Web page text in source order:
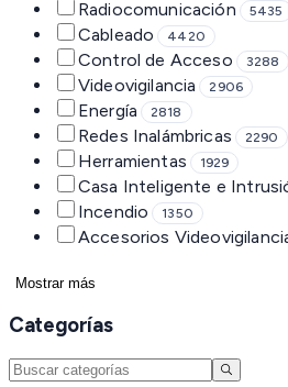
Radiocomunicación 5435
Cableado 4420
Control de Acceso 3288
Videovigilancia 2906
Energía 2818
Redes Inalámbricas 2290
Herramientas 1929
Casa Inteligente e
Incendio 1350
Accesorios
Mostrar más
Categorías